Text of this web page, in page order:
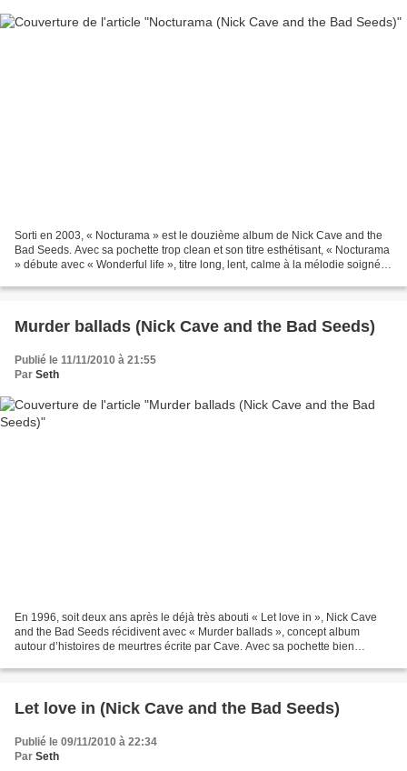
Sorti en 2003, « Nocturama » est le douzième album de Nick Cave and the
Bad Seeds. Avec sa pochette trop clean et son titre esthétisant, « Nocturama
» débute avec « Wonderful life », titre long, lent, calme à la mélodie soignée.
Murder ballads (Nick Cave and the Bad Seeds)
Publié le 11/11/2010 à 21:55
Par Seth
En 1996, soit deux ans après le déjà très abouti « Let love in », Nick Cave
and the Bad Seeds récidivent avec « Murder ballads », concept album
autour d’histoires de meurtres écrite par Cave. Avec sa pochette bien
Let love in (Nick Cave and the Bad Seeds)
Publié le 09/11/2010 à 22:34
Par Seth